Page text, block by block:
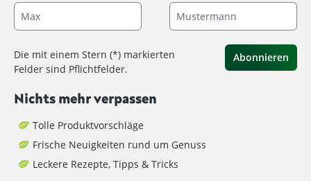
Die mit einem Stern (*) markierten
Felder sind Pflichtfelder.
Abonnieren
Nichts mehr verpassen
Tolle Produktvorschläge
Frische Neuigkeiten rund um Genuss
Leckere Rezepte, Tipps & Tricks